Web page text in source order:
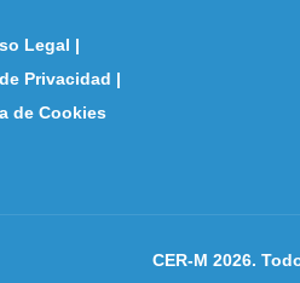
Legal |
Privacidad |
de Cookies
CER-M 2026.